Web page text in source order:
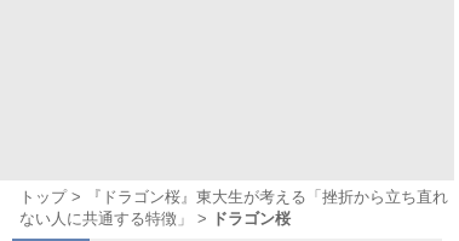
トップ
『ドラゴン桜』東大生が考える「挫折から立ち直れ
ない人に共通する特徴」
ドラゴン桜